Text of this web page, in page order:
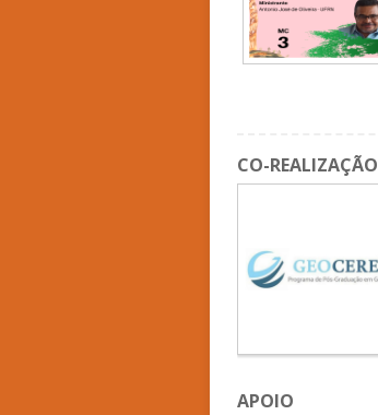
CO-REALIZAÇÃO
APOIO